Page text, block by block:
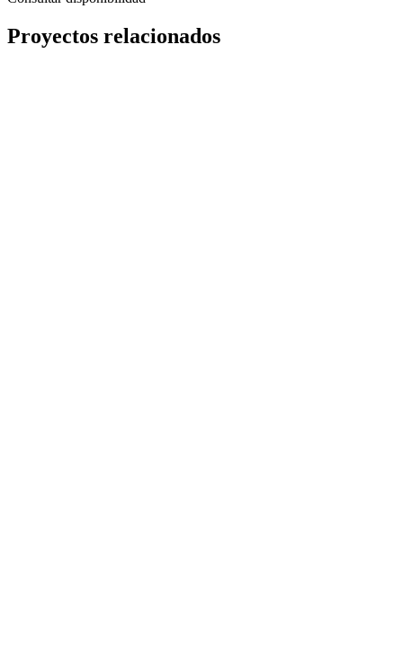
Proyectos relacionados